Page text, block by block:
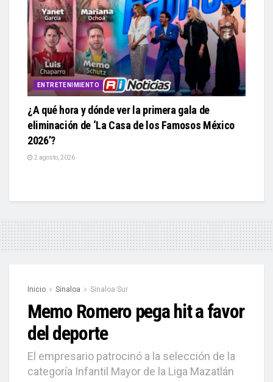
ENTRETENIMIENTO
¿A qué hora y dónde ver la primera gala de
eliminación de ‘La Casa de los Famosos México
2026’?
2 agosto, 2026
Inicio Sinaloa Sinaloa Sur
Memo Romero pega hit a favor
del deporte
El empresario patrocinó a la selección de la
categoría Infantil Mayor de la Liga Mazatlán